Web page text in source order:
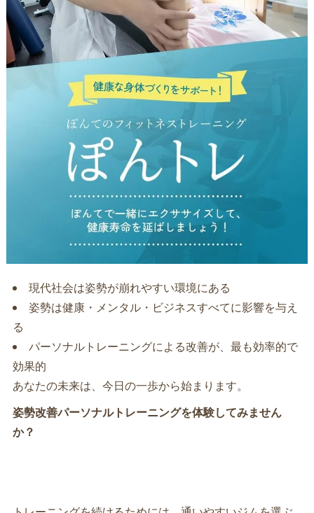
現代社会は姿勢が崩れやすい環境にある
姿勢は健康・メンタル・ビジネスすべてに影響を与え
る
パーソナルトレーニングによる改善が、最も効率的で
効果的
あなたの未来は、今日の一歩から始まります。
姿勢改善パーソナルトレーニングを体験してみません
か？